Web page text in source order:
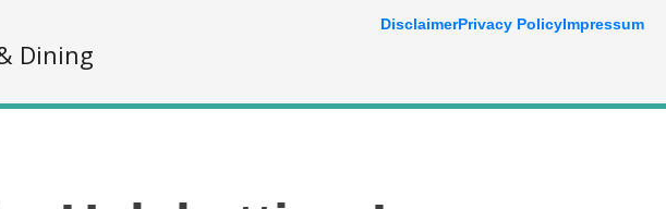
Dining
DisclaimerPrivacy PolicyImpressum